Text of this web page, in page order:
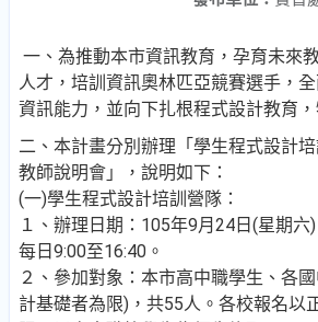
一、為推動本市資訊教育，孕育未來
人才，培訓資訊奧林匹亞競賽選手，
資訊能力，並向下扎根程式設計教育
二、本計畫分別辦理「學生程式設計
教師說明會」，說明如下：
(一)學生程式設計培訓營隊：
１、辦理日期：105年9月24日(星期
每日9:00至16:40。
２、參加對象：本市高中職學生、各
計基礎者為限)，共55人。各校報名以